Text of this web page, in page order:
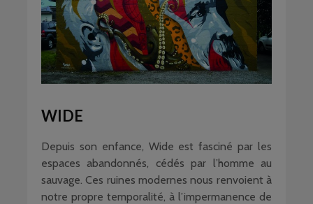
WIDE
Depuis son enfance, Wide est fasciné par les
espaces abandonnés, cédés par l’homme au
sauvage. Ces ruines modernes nous renvoient à
notre propre temporalité, à l’impermanence de